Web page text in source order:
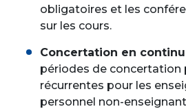
obligatoires et les
sur les cours.
Concertation en
périodes de concertation
récurrentes pour les
personnel non-